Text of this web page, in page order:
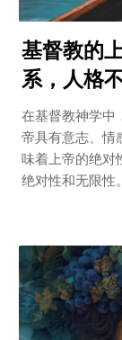
基督教的
系，人格
在基督教神学中
帝具有意志、情
味着上帝的绝对
绝对性和无限性